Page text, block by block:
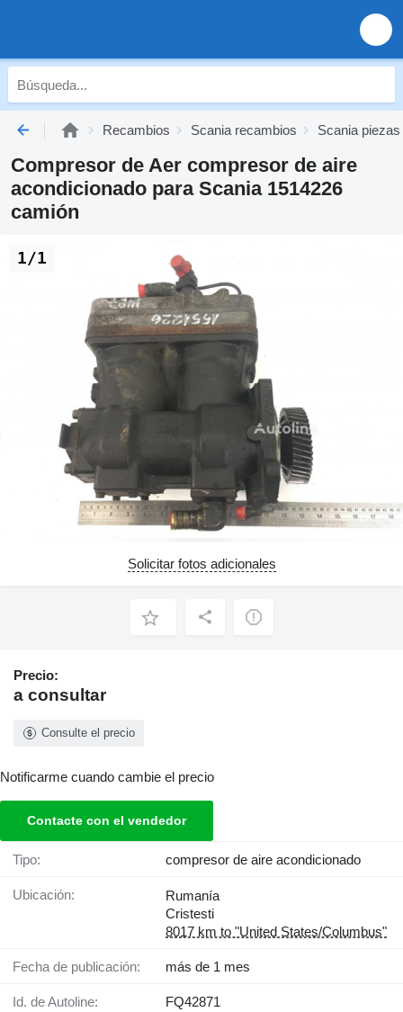
Recambios Scania recambios Scania
Compresor de Aer compresor de aire
acondicionado para Scania 1514226
camión
1/1
Solicitar fotos adicionales
Precio:
a consultar
Consulte el precio
Notificarme cuando cambie el precio
Contacte con el vendedor
Tipo: compresor de aire acondicionado
Ubicación:
Rumanía
Cristesti
8017 km to "United States/Columbus"
Fecha de publicación: más de 1 mes
Id. de Autoline: FQ42871